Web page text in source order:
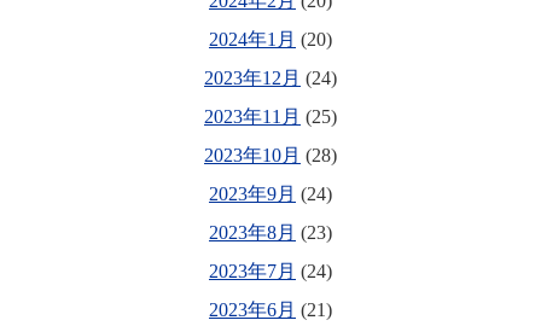
2024年1月 (20)
2023年12月 (24)
2023年11月 (25)
2023年10月 (28)
2023年9月 (24)
2023年8月 (23)
2023年7月 (24)
2023年6月 (21)